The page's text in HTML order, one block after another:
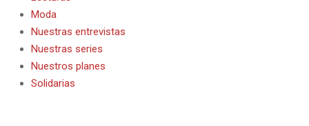
Moda
Nuestras entrevistas
Nuestras series
Nuestros planes
Solidarias